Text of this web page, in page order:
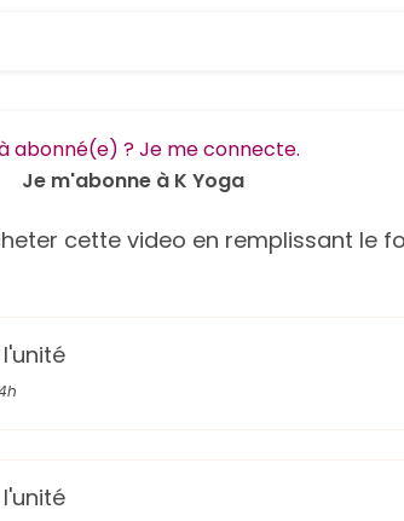
abonné(e) ? Je me connecte.
Je m'abonne à K Yoga
cette video en remplissant le